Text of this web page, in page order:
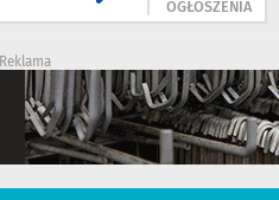
OGŁOSZENIA
Reklama